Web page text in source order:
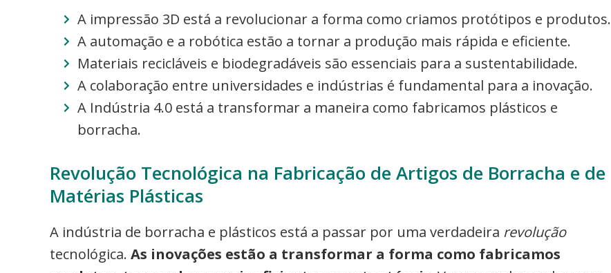
A impressão 3D está a revolucionar a forma como criamos protótipos e produtos.
A automação e a robótica estão a tornar a produção mais rápida e eficiente.
Materiais recicláveis e biodegradáveis são essenciais para a sustentabilidade.
A colaboração entre universidades e indústrias é fundamental para a inovação.
A Indústria 4.0 está a transformar a maneira como fabricamos plásticos e
borracha.
Revolução Tecnológica na Fabricação de Artigos de Borracha e de
Matérias Plásticas
A indústria de borracha e plásticos está a passar por uma verdadeira revolução
tecnológica. As inovações estão a transformar a forma como fabricamos